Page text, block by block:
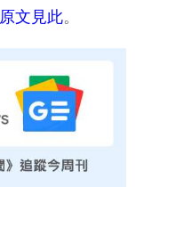
原文見此。